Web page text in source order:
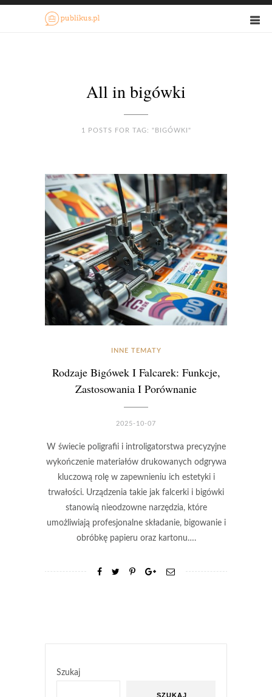
All in bigówki
1 POSTS FOR TAG: "BIGÓWKI"
INNE TEMATY
Rodzaje Bigówek I Falcarek: Funkcje,
Zastosowania I Porównanie
2025-10-07
W świecie poligrafii i introligatorstwa precyzyjne
wykończenie materiałów drukowanych odgrywa
kluczową rolę w zapewnieniu ich estetyki i
trwałości. Urządzenia takie jak falcerki i bigówki
stanowią nieodzowne narzędzia, które
umożliwiają profesjonalne składanie, bigowanie i
obróbkę papieru oraz kartonu….
Szukaj
SZUKAJ